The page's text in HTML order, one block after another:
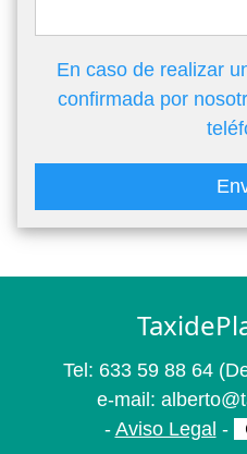
En caso de realizar
confirmada por
Tel: 633 59 88 64
e-mail:
- Aviso Legal -